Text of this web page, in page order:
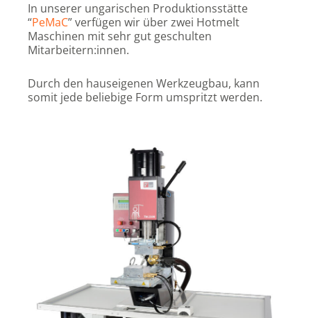
In unserer ungarischen Produktionsstätte
“PeMaC” verfügen wir über zwei Hotmelt
Maschinen mit sehr gut geschulten
Mitarbeitern:innen.
Durch den hauseigenen Werkzeugbau, kann
somit jede beliebige Form umspritzt werden.